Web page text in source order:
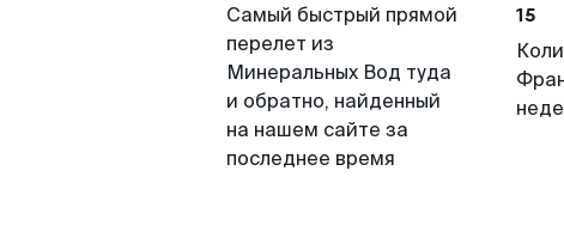
Самый быстрый прямой
перелет из
Минеральных Вод туда
и обратно, найденный
на нашем сайте за
последнее время
15